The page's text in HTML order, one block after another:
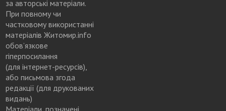
за авторські матеріали.
При повному чи
частковому використанні
матеріалів Житомир.info
обов’язкове
гіперпосилання
(для інтернет-ресурсів),
або письмова згода
редакції (для друкованих
видань)